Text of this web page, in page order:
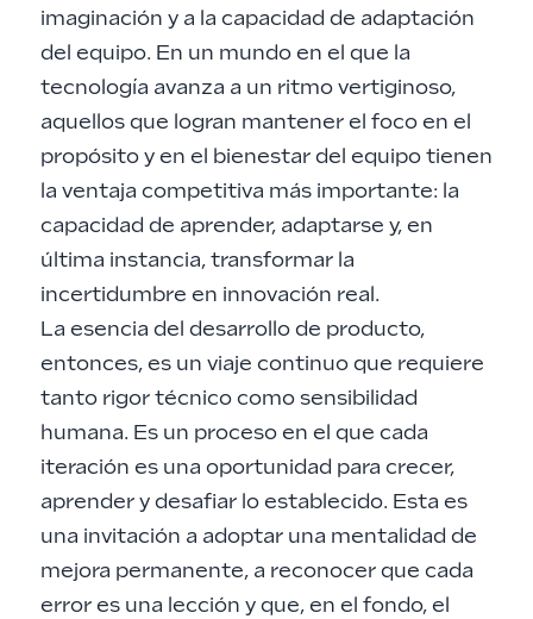
imaginación y a la capacidad de adaptación
del equipo. En un mundo en el que la
tecnología avanza a un ritmo vertiginoso,
aquellos que logran mantener el foco en el
propósito y en el bienestar del equipo tienen
la ventaja competitiva más importante: la
capacidad de aprender, adaptarse y, en
última instancia, transformar la
incertidumbre en innovación real.
La esencia del desarrollo de producto,
entonces, es un viaje continuo que requiere
tanto rigor técnico como sensibilidad
humana. Es un proceso en el que cada
iteración es una oportunidad para crecer,
aprender y desafiar lo establecido. Esta es
una invitación a adoptar una mentalidad de
mejora permanente, a reconocer que cada
error es una lección y que, en el fondo, el